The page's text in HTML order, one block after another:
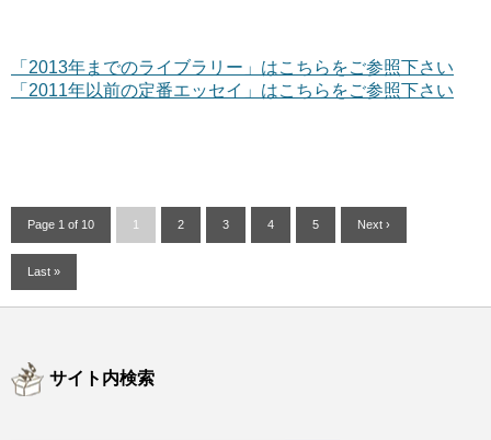
「2013年までのライブラリー」はこちらをご参照下さい
「2011年以前の定番エッセイ」はこちらをご参照下さい
Page 1 of 10 1 2 3 4 5 Next ›
Last »
サイト内検索